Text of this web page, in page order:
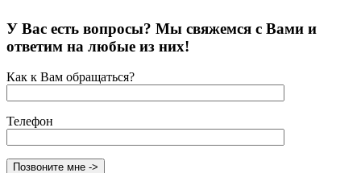
У Вас есть вопросы? Мы свяжемся с Вами и
ответим на любые из них!
Как к Вам обращаться?
Телефон